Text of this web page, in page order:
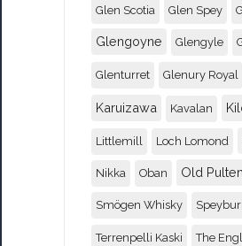
Glen Scotia Glen Spey
Glengoyne Glengyle
Glenturret Glenury Royal
Karuizawa Kavalan
Littlemill Loch Lomond
Nikka Oban Old
Smögen Whisky
Terrenpelli Kaski The